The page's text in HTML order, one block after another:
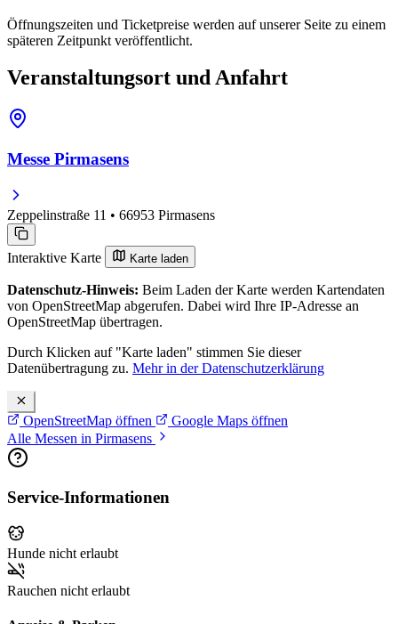
Öffnungszeiten und Ticketpreise werden auf unserer Seite zu einem
späteren Zeitpunkt veröffentlicht.
Veranstaltungsort und Anfahrt
Messe Pirmasens
Zeppelinstraße 11 • 66953 Pirmasens
Interaktive Karte Karte laden
Datenschutz-Hinweis: Beim Laden der Karte werden Kartendaten
von OpenStreetMap abgerufen. Dabei wird Ihre IP-Adresse an
OpenStreetMap übertragen.
Durch Klicken auf "Karte laden" stimmen Sie dieser
Datenübertragung zu. Mehr in der Datenschutzerklärung
OpenStreetMap öffnen
Google Maps öffnen
Alle Messen in Pirmasens
Service-Informationen
Hunde nicht erlaubt
Rauchen nicht erlaubt